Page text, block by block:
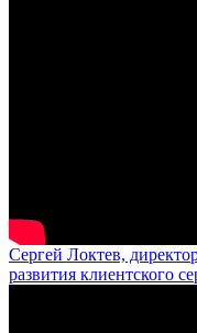
Сергей Локтев,
развития клиентского